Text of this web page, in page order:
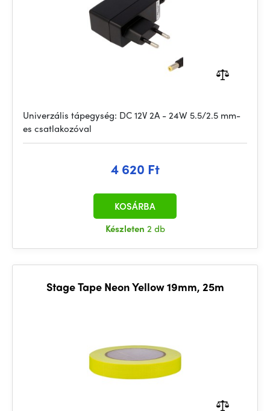
Univerzális tápegység: DC 12V 2A - 24W 5.5/2.5 mm-
es csatlakozóval
4 620 Ft
Készleten 2 db
KOSÁRBA
Stage Tape Neon Yellow 19mm, 25m